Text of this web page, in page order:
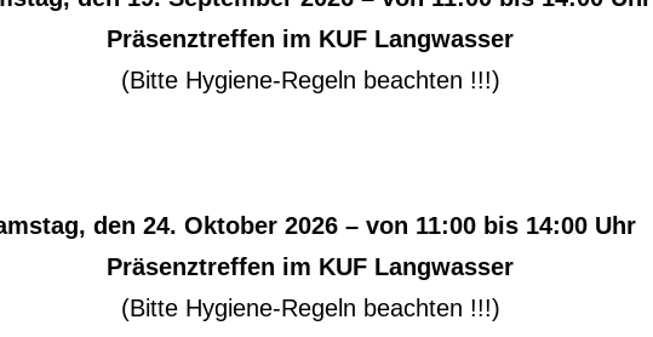
Präsenztreffen im KUF Langwasser
(Bitte Hygiene-Regeln beachten !!!)
den 24. Oktober 2026 – von 11:00 bis 14:00 Uhr
Präsenztreffen im KUF Langwasser
(Bitte Hygiene-Regeln beachten !!!)